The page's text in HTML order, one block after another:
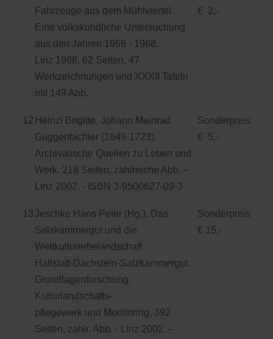
Fahrzeuge aus dem Mühlviertel.
Eine volkskundliche Untersuchung
aus den Jahren 1966 - 1968.
Linz 1988, 62 Seiten, 47
Werkzeichnungen und XXXII Tafeln
mit 149 Abb.
€ 2,-
12 Heinzl Brigitte, Johann Meinrad
Guggenbichler (1649-1723).
Archivalische Quellen zu Leben und
Werk. 218 Seiten, zahlreiche Abb. –
Linz 2002. - ISBN 3-9500627-09-3
Sonderpreis
€ 5,-
13 Jeschke Hans Peter (Hg.), Das
Salzkammergut und die
Weltkulturerbelandschaft
Hallstatt-Dachstein-Salzkammergut.
Grundlagenforschung,
Kulturlandschafts-
pflegewerk und Monitoring. 392
Seiten, zahlr. Abb. - Linz 2002. –
Sonderpreis
€ 15,-